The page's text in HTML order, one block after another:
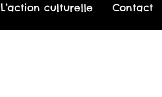
L’action culturelle Contact